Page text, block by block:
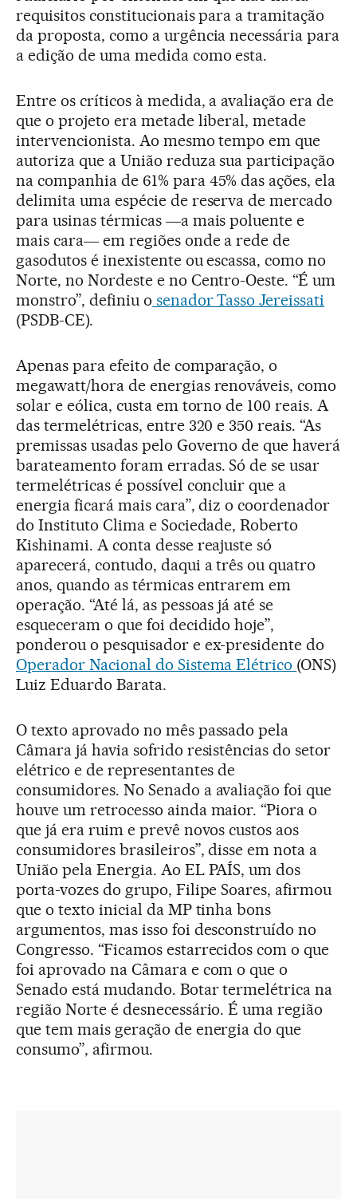
requisitos constitucionais para a tramitação
da proposta, como a urgência necessária para
a edição de uma medida como esta.
Entre os críticos à medida, a avaliação era de
que o projeto era metade liberal, metade
intervencionista. Ao mesmo tempo em que
autoriza que a União reduza sua participação
na companhia de 61% para 45% das ações, ela
delimita uma espécie de reserva de mercado
para usinas térmicas ―a mais poluente e
mais cara― em regiões onde a rede de
gasodutos é inexistente ou escassa, como no
Norte, no Nordeste e no Centro-Oeste. “É um
monstro”, definiu o senador Tasso Jereissati
(PSDB-CE).
Apenas para efeito de comparação, o
megawatt/hora de energias renováveis, como
solar e eólica, custa em torno de 100 reais. A
das termelétricas, entre 320 e 350 reais. “As
premissas usadas pelo Governo de que haverá
barateamento foram erradas. Só de se usar
termelétricas é possível concluir que a
energia ficará mais cara”, diz o coordenador
do Instituto Clima e Sociedade, Roberto
Kishinami. A conta desse reajuste só
aparecerá, contudo, daqui a três ou quatro
anos, quando as térmicas entrarem em
operação. “Até lá, as pessoas já até se
esqueceram o que foi decidido hoje”,
ponderou o pesquisador e ex-presidente do
Operador Nacional do Sistema Elétrico (ONS)
Luiz Eduardo Barata.
O texto aprovado no mês passado pela
Câmara já havia sofrido resistências do setor
elétrico e de representantes de
consumidores. No Senado a avaliação foi que
houve um retrocesso ainda maior. “Piora o
que já era ruim e prevê novos custos aos
consumidores brasileiros”, disse em nota a
União pela Energia. Ao EL PAÍS, um dos
porta-vozes do grupo, Filipe Soares, afirmou
que o texto inicial da MP tinha bons
argumentos, mas isso foi desconstruído no
Congresso. “Ficamos estarrecidos com o que
foi aprovado na Câmara e com o que o
Senado está mudando. Botar termelétrica na
região Norte é desnecessário. É uma região
que tem mais geração de energia do que
consumo”, afirmou.